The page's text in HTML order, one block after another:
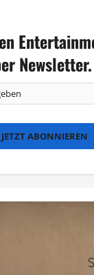
Newsletter.